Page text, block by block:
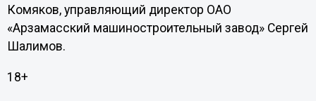
Комяков, управляющий директор ОАО
«Арзамасский машиностроительный завод» Сергей
Шалимов.
18+